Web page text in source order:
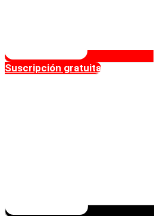
Suscripción gratuita